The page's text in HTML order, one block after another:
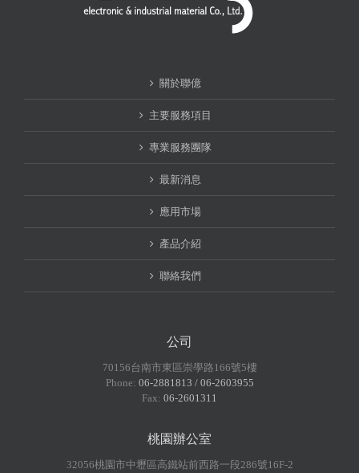
關於聯億
主要服務項目
專業服務團隊
最新消息
應用市場
產品介紹
聯絡我們
公司
70156台南市東區崇學路166號5樓
Phone: 06-2881813 / 06-2603955
Fax: 06-2601311
桃園辦公室
32056桃園市中壢區高鐵站前西路一段286號16F-2